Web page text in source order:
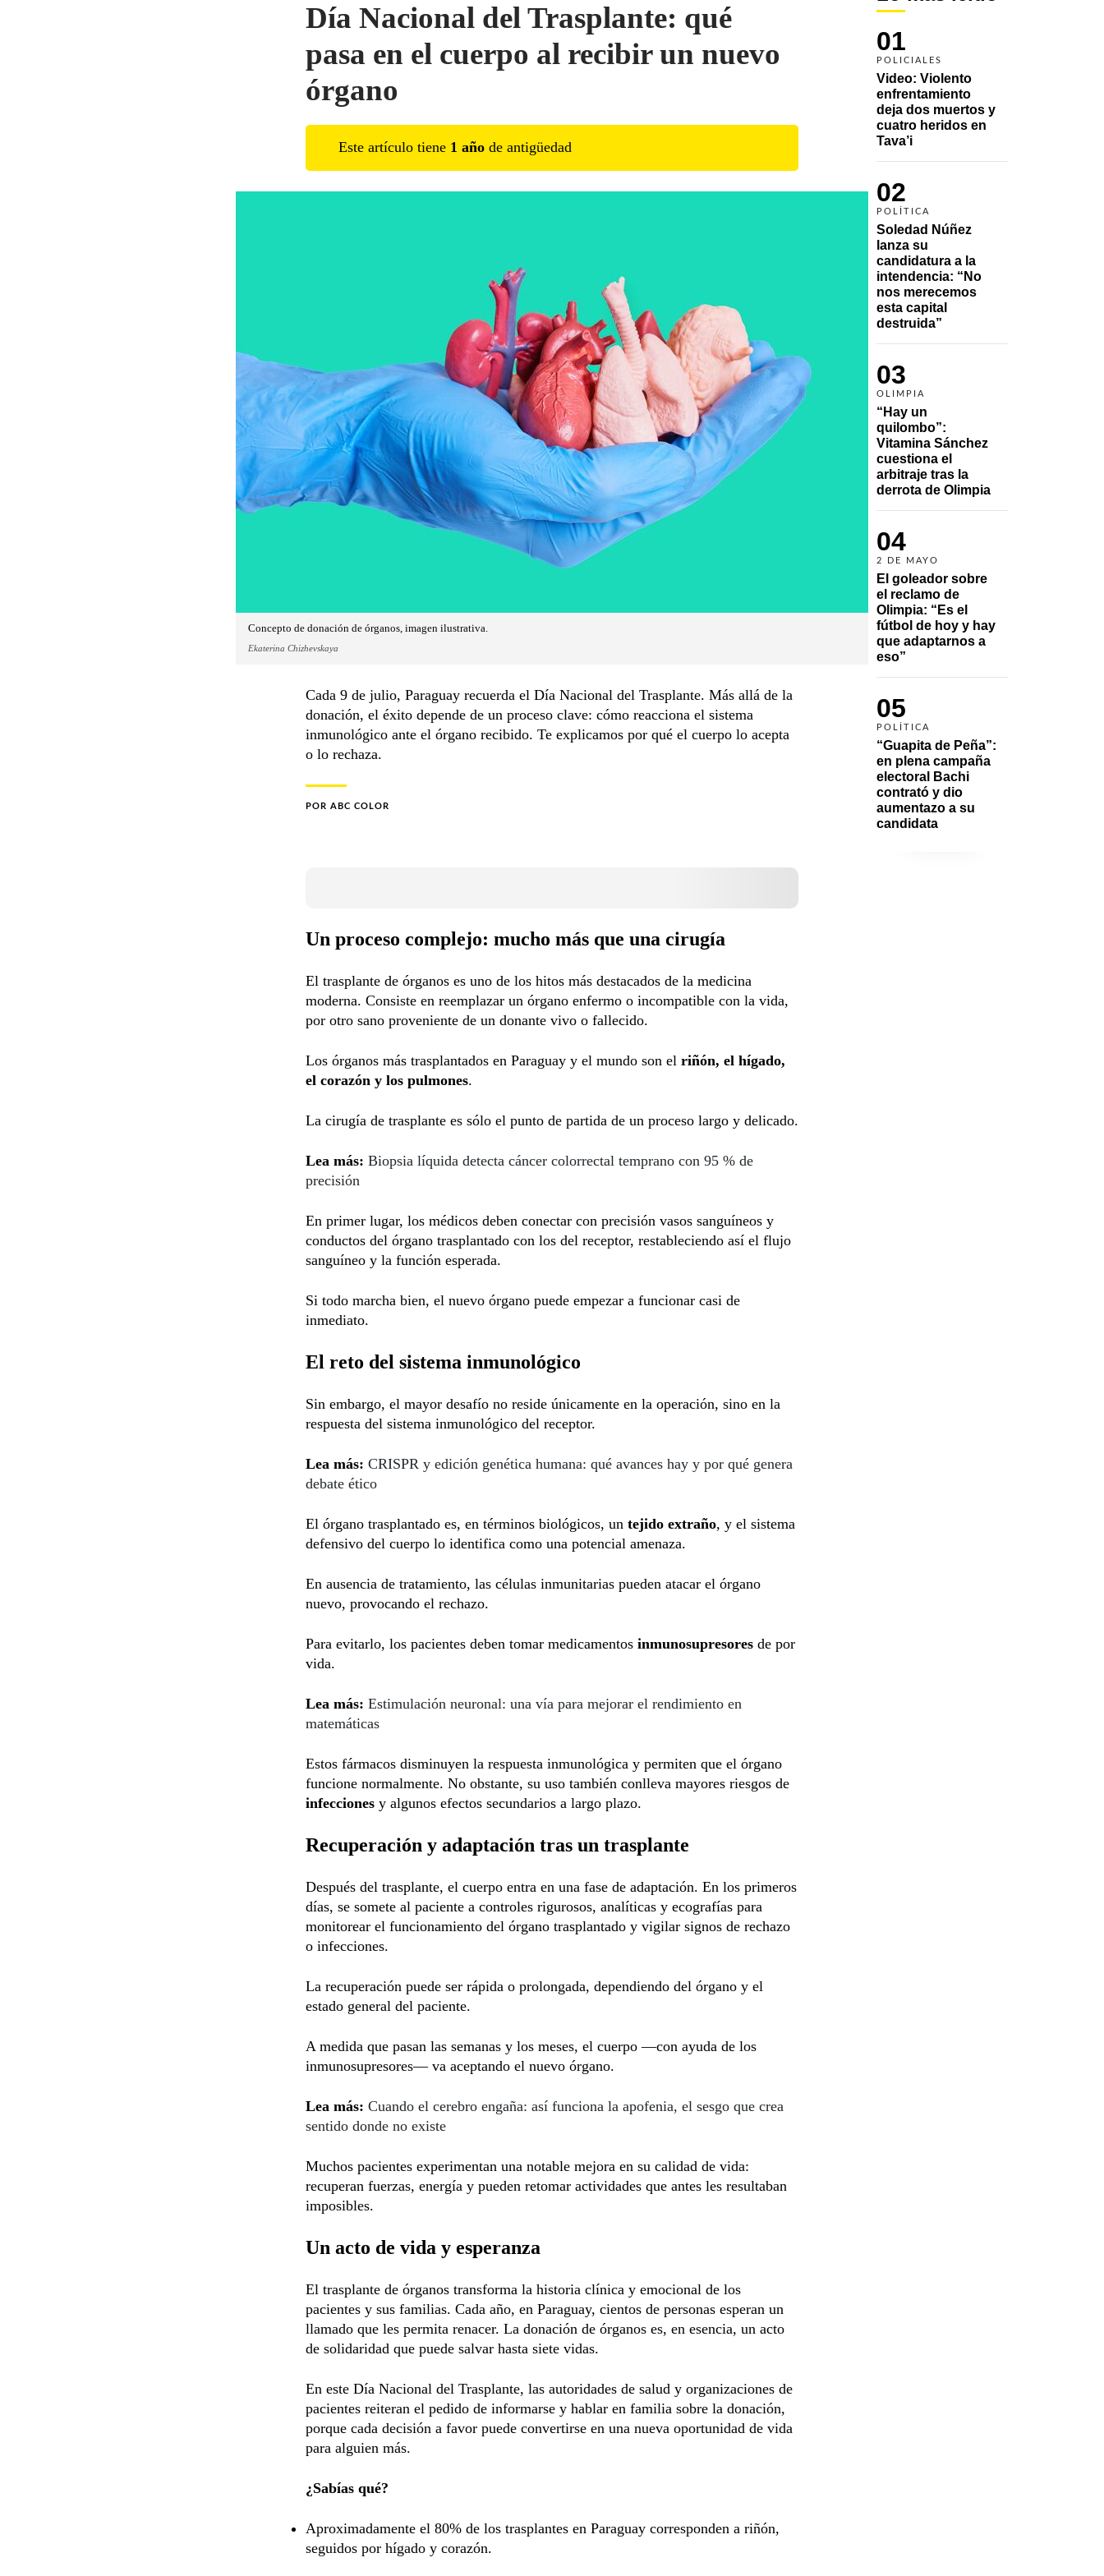
01
POLICIALES
Video: Violento
enfrentamiento
deja dos muertos y
cuatro heridos en
Tava’i
02
POLÍTICA
Soledad Núñez
lanza su
candidatura a la
intendencia: “No
nos merecemos
esta capital
destruida”
03
OLIMPIA
“Hay un
quilombo”:
Vitamina Sánchez
cuestiona el
arbitraje tras la
derrota de Olimpia
04
2 DE MAYO
El goleador sobre
el reclamo de
Olimpia: “Es el
fútbol de hoy y hay
que adaptarnos a
eso”
05
POLÍTICA
“Guapita de Peña”:
en plena campaña
electoral Bachi
contrató y dio
aumentazo a su
candidata
Día Nacional del Trasplante: qué
pasa en el cuerpo al recibir un nuevo
órgano
Este artículo tiene 1 año de antigüedad
Concepto de donación de órganos, imagen ilustrativa.
Ekaterina Chizhevskaya
Cada 9 de julio, Paraguay recuerda el Día Nacional del Trasplante. Más allá de la
donación, el éxito depende de un proceso clave: cómo reacciona el sistema
inmunológico ante el órgano recibido. Te explicamos por qué el cuerpo lo acepta
o lo rechaza.
POR ABC COLOR
Un proceso complejo: mucho más que una cirugía
El trasplante de órganos es uno de los hitos más destacados de la medicina
moderna. Consiste en reemplazar un órgano enfermo o incompatible con la vida,
por otro sano proveniente de un donante vivo o fallecido.
Los órganos más trasplantados en Paraguay y el mundo son el riñón, el hígado,
el corazón y los pulmones.
La cirugía de trasplante es sólo el punto de partida de un proceso largo y delicado.
Lea más: Biopsia líquida detecta cáncer colorrectal temprano con 95 % de
precisión
En primer lugar, los médicos deben conectar con precisión vasos sanguíneos y
conductos del órgano trasplantado con los del receptor, restableciendo así el flujo
sanguíneo y la función esperada.
Si todo marcha bien, el nuevo órgano puede empezar a funcionar casi de
inmediato.
El reto del sistema inmunológico
Sin embargo, el mayor desafío no reside únicamente en la operación, sino en la
respuesta del sistema inmunológico del receptor.
Lea más: CRISPR y edición genética humana: qué avances hay y por qué genera
debate ético
El órgano trasplantado es, en términos biológicos, un tejido extraño, y el sistema
defensivo del cuerpo lo identifica como una potencial amenaza.
En ausencia de tratamiento, las células inmunitarias pueden atacar el órgano
nuevo, provocando el rechazo.
Para evitarlo, los pacientes deben tomar medicamentos inmunosupresores de por
vida.
Lea más: Estimulación neuronal: una vía para mejorar el rendimiento en
matemáticas
Estos fármacos disminuyen la respuesta inmunológica y permiten que el órgano
funcione normalmente. No obstante, su uso también conlleva mayores riesgos de
infecciones y algunos efectos secundarios a largo plazo.
Recuperación y adaptación tras un trasplante
Después del trasplante, el cuerpo entra en una fase de adaptación. En los primeros
días, se somete al paciente a controles rigurosos, analíticas y ecografías para
monitorear el funcionamiento del órgano trasplantado y vigilar signos de rechazo
o infecciones.
La recuperación puede ser rápida o prolongada, dependiendo del órgano y el
estado general del paciente.
A medida que pasan las semanas y los meses, el cuerpo —con ayuda de los
inmunosupresores— va aceptando el nuevo órgano.
Lea más: Cuando el cerebro engaña: así funciona la apofenia, el sesgo que crea
sentido donde no existe
Muchos pacientes experimentan una notable mejora en su calidad de vida:
recuperan fuerzas, energía y pueden retomar actividades que antes les resultaban
imposibles.
Un acto de vida y esperanza
El trasplante de órganos transforma la historia clínica y emocional de los
pacientes y sus familias. Cada año, en Paraguay, cientos de personas esperan un
llamado que les permita renacer. La donación de órganos es, en esencia, un acto
de solidaridad que puede salvar hasta siete vidas.
En este Día Nacional del Trasplante, las autoridades de salud y organizaciones de
pacientes reiteran el pedido de informarse y hablar en familia sobre la donación,
porque cada decisión a favor puede convertirse en una nueva oportunidad de vida
para alguien más.
¿Sabías qué?
Aproximadamente el 80% de los trasplantes en Paraguay corresponden a riñón,
seguidos por hígado y corazón.